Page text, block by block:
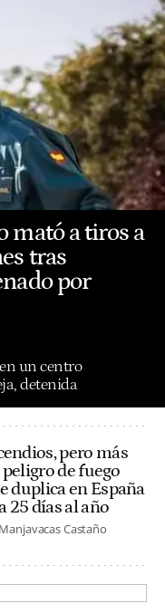
mató a tiros a
tras
por
un centro
detenida
pero más
peligro de fuego
duplica en España
25 días al año
Castaño